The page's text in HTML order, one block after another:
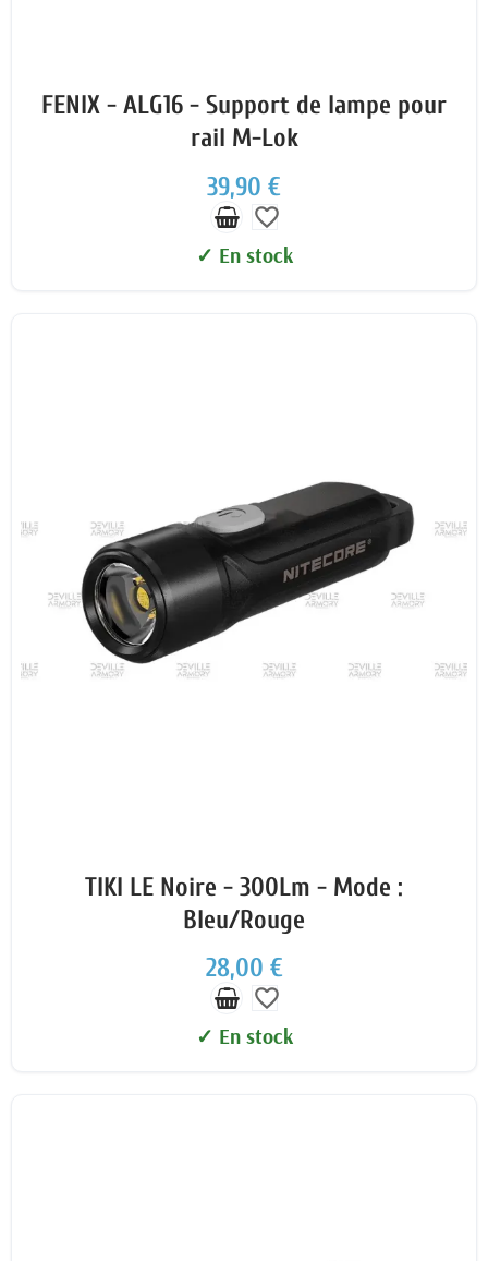
FENIX - ALG16 - Support de lampe pour
rail M-Lok
39,90 €
favorite_border
✓ En stock
TIKI LE Noire - 300Lm - Mode :
Bleu/Rouge
28,00 €
favorite_border
✓ En stock